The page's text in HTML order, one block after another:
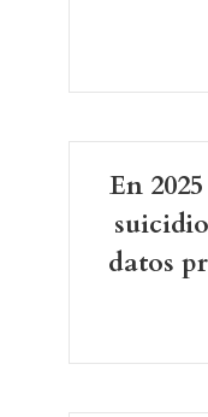
En
datos